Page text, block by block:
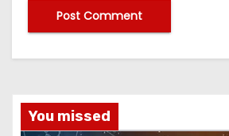
r
You missed